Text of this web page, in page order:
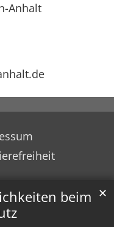
beim ✕
Anhalt